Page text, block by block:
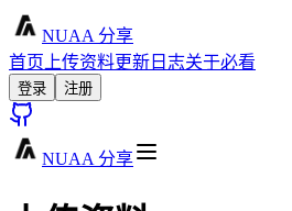
NUAA 分享
首页 上传资料更新日志关于必看
登录 注册
NUAA 分享